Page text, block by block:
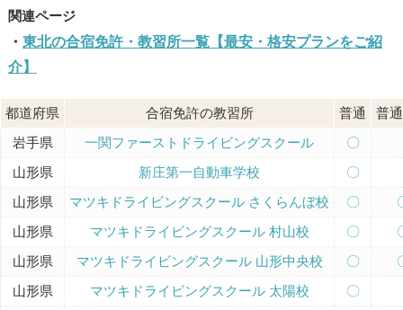
東北の合宿免許・教習所一覧【最安・格安プランをご紹
介】
都道府県 合宿免許の教習所 普通
普
岩手県
一関ファーストドライビングスクール
〇
山形県
新庄第一自動車学校
〇
山形県
マツキドライビングスクール さくらんぼ校 〇
山形県
マツキドライビングスクール 村山校 〇
山形県
マツキドライビングスクール 山形中央校 〇
山形県
マツキドライビングスクール 太陽校
〇